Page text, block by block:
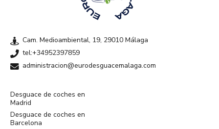
Cam. Medioambiental, 19, 29010 Málaga
tel:+34952397859
administracion@eurodesguacemalaga.com
Desguace de coches en
Madrid
Desguace de coches en
Barcelona